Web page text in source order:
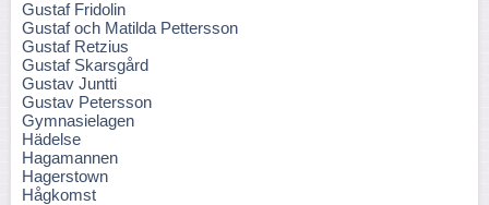
Gustaf Fridolin
Gustaf och Matilda Pettersson
Gustaf Retzius
Gustaf Skarsgård
Gustav Juntti
Gustav Petersson
Gymnasielagen
Hädelse
Hagamannen
Hagerstown
Hågkomst